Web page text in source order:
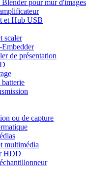
Blender pour mur d'images
et Hub USB
scaler
de présentation
ou de capture
multimédia
HDD